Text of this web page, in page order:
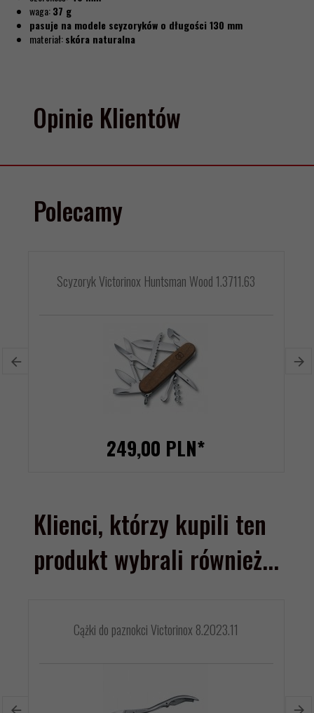
waga:37 g
pasuje na modele scyzoryków o długości 130 mm
materiał:skóra naturalna
Opinie Klientów
Polecamy
Scyzoryk Victorinox Huntsman Wood 1.3711.63
249,00 PLN*
Klienci, którzy kupili ten
produkt wybrali również...
Cążki do paznokci Victorinox 8.2023.11